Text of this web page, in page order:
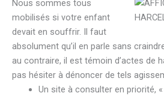
Nous sommes tous
mobilisés si votre enfant
devait en souffrir. Il faut
absolument qu’il en parle sans
au contraire, il est témoin d’actes de
pas hésiter à dénoncer de tels
Un site à consulter en priorité,